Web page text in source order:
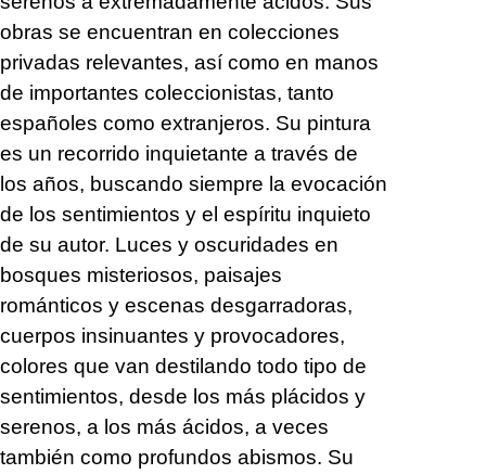
obras se encuentran en colecciones
privadas relevantes, así como en manos
de importantes coleccionistas, tanto
españoles como extranjeros. Su pintura
es un recorrido inquietante a través de
los años, buscando siempre la evocación
de los sentimientos y el espíritu inquieto
de su autor. Luces y oscuridades en
bosques misteriosos, paisajes
románticos y escenas desgarradoras,
cuerpos insinuantes y provocadores,
colores que van destilando todo tipo de
sentimientos, desde los más plácidos y
serenos, a los más ácidos, a veces
también como profundos abismos. Su